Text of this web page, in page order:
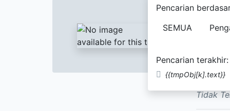
Pencarian
SEMUA
Pencarian terakhir:
{{tmpObj[k].text}}
Text
Nama
Tidak